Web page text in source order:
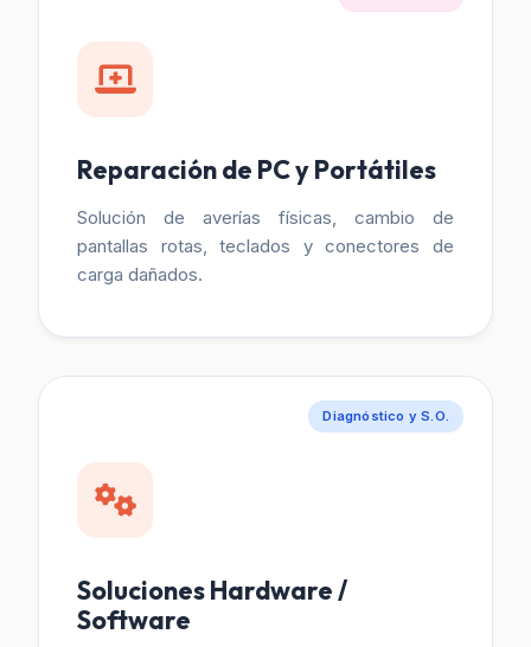
Reparación de PC y Portátiles
Solución de averías físicas, cambio de
pantallas rotas, teclados y conectores de
carga dañados.
Diagnóstico y S.O.
Soluciones Hardware /
Software